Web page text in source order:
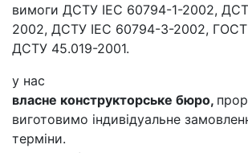
вимоги ДСТУ IEC 60794-1-2002,
2002, ДСТУ IEC 60794-3-2002,
ДСТУ 45.019-2001.
у нас
власне конструкторське бюро,
виготовимо індивідуальне
терміни.